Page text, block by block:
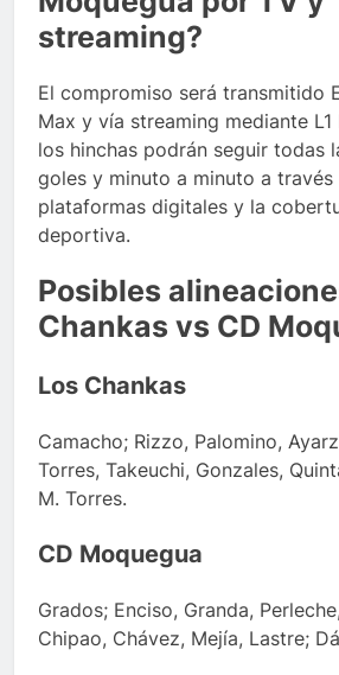
streaming?
El compromiso será transmitido
Max y vía streaming mediante L1
los hinchas podrán seguir todas
goles y minuto a minuto a través
plataformas digitales y la
deportiva.
Posibles
Chankas vs CD
Los Chankas
Camacho; Rizzo, Palomino,
Torres, Takeuchi, Gonzales,
M. Torres.
CD Moquegua
Grados; Enciso, Granda,
Chipao, Chávez, Mejía, Lastre;